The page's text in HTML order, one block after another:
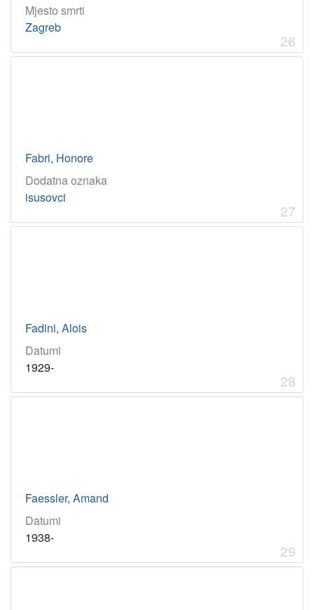
Mjesto smrti
Zagreb
26
Fabri, Honore
Dodatna oznaka
isusovci
27
Fadini, Alois
Datumi
1929-
28
Faessler, Amand
Datumi
1938-
29